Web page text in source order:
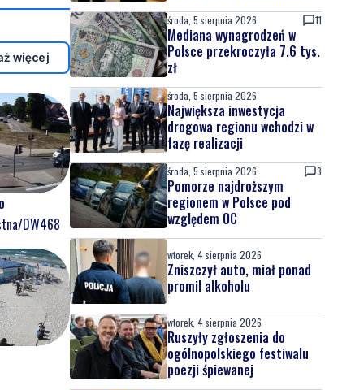
więcej
DW468
środa, 5 sierpnia 2026 11
Mediana wynagrodzeń w
Polsce przekroczyła 7,6 tys.
zł
środa, 5 sierpnia 2026
Największa inwestycja
drogowa regionu wchodzi w
fazę realizacji
środa, 5 sierpnia 2026 3
Pomorze najdroższym
regionem w Polsce pod
względem OC
wtorek, 4 sierpnia 2026
Zniszczył auto, miał ponad
promil alkoholu
wtorek, 4 sierpnia 2026
Ruszyły zgłoszenia do
ogólnopolskiego festiwalu
poezji śpiewanej